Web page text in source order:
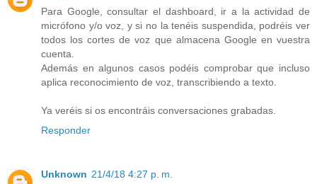
Para Google, consultar el dashboard, ir a la actividad de
micrófono y/o voz, y si no la tenéis suspendida, podréis ver
todos los cortes de voz que almacena Google en vuestra
cuenta.
Además en algunos casos podéis comprobar que incluso
aplica reconocimiento de voz, transcribiendo a texto.
Ya veréis si os encontráis conversaciones grabadas.
Responder
Unknown 21/4/18 4:27 p. m.